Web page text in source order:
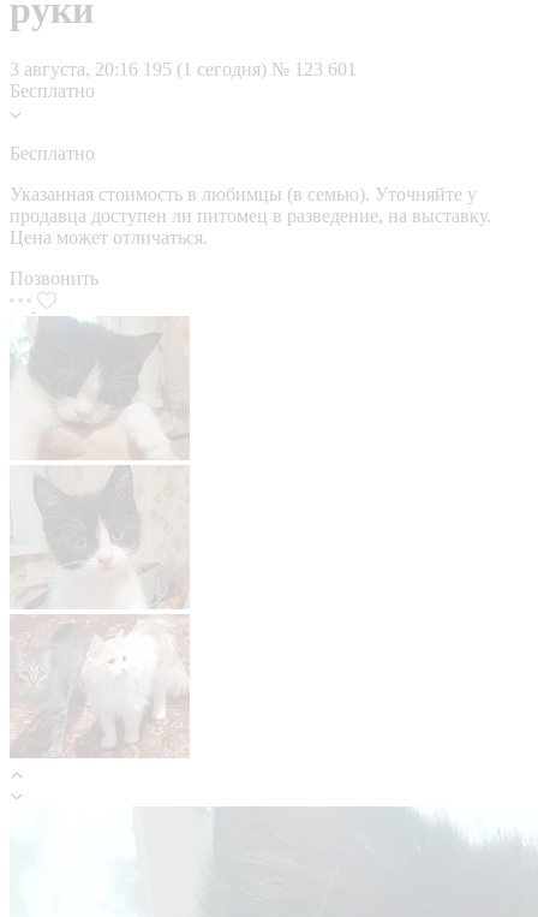
руки
3 августа, 20:16 195 (1 сегодня) № 123 601
Бесплатно
Бесплатно
Указанная стоимость в любимцы (в семью). Уточняйте у
продавца доступен ли питомец в разведение, на выставку.
Цена может отличаться.
Позвонить